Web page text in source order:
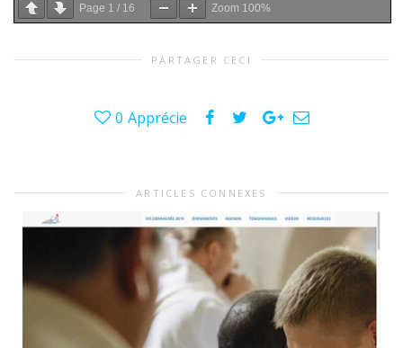
Page 1 / 16 Zoom 100%
PARTAGER CECI
0 Apprécie
ARTICLES CONNEXES